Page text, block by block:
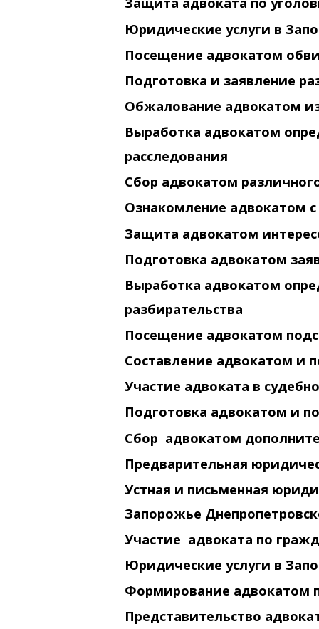
Юридические услуги в
Посещение адвокатом
Подготовка и заявление
Обжалование адвокатом
Выработка адвокатом
расследования
Сбор адвокатом
Ознакомление адвокатом
Защита адвокатом
Подготовка адвокатом
Выработка адвокатом
разбирательства
Посещение адвокатом
Составление адвокатом и
Участие адвоката в
Подготовка адвокатом и
Сбор адвокатом
Предварительная
Устная и письменная
Запорожье
Участие адвоката по
Юридические услуги в
Формирование адвокатом
Представительство